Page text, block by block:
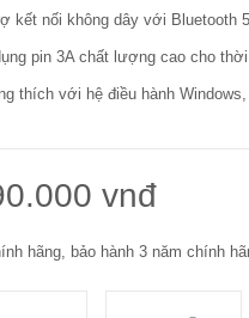
kết nối không dây với Bluetooth
pin 3A chất lượng cao cho
thích với hệ điều hành
vnđ
hãng, bảo hành 3 năm chính